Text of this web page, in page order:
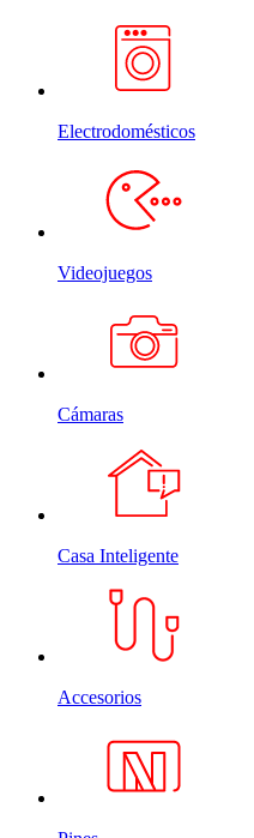
Electrodomésticos
Videojuegos
Cámaras
Casa Inteligente
Accesorios